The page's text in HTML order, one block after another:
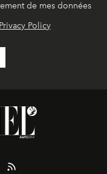
de mes données
Privacy Policy